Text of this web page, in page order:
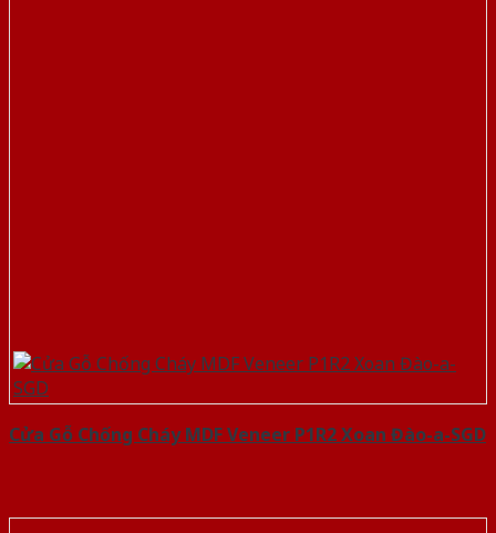
Cửa Gỗ Chống Cháy MDF Veneer P1R2 Xoan Đào-a-SGD